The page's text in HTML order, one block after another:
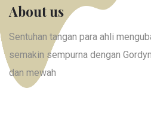
About us
Sentuhan tangan para ahli
semakin sempurna dengan
dan mewah